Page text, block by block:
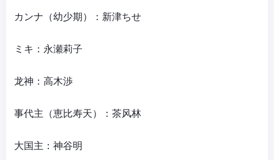
カンナ（幼少期）：新津ちせ
ミキ：永瀬莉子
龙神：高木渉
事代主（恵比寿天）：茶风林
大国主：神谷明